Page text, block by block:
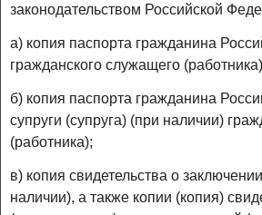
законодательством Российской
а) копия паспорта гражданина
гражданского служащего
б) копия паспорта гражданина
супруги (супруга) (при наличии)
(работника);
в) копия свидетельства о
наличии), а также копии (копия)